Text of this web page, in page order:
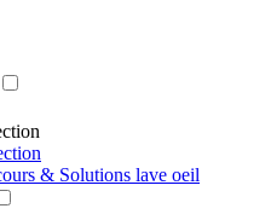
& Solutions lave oeil